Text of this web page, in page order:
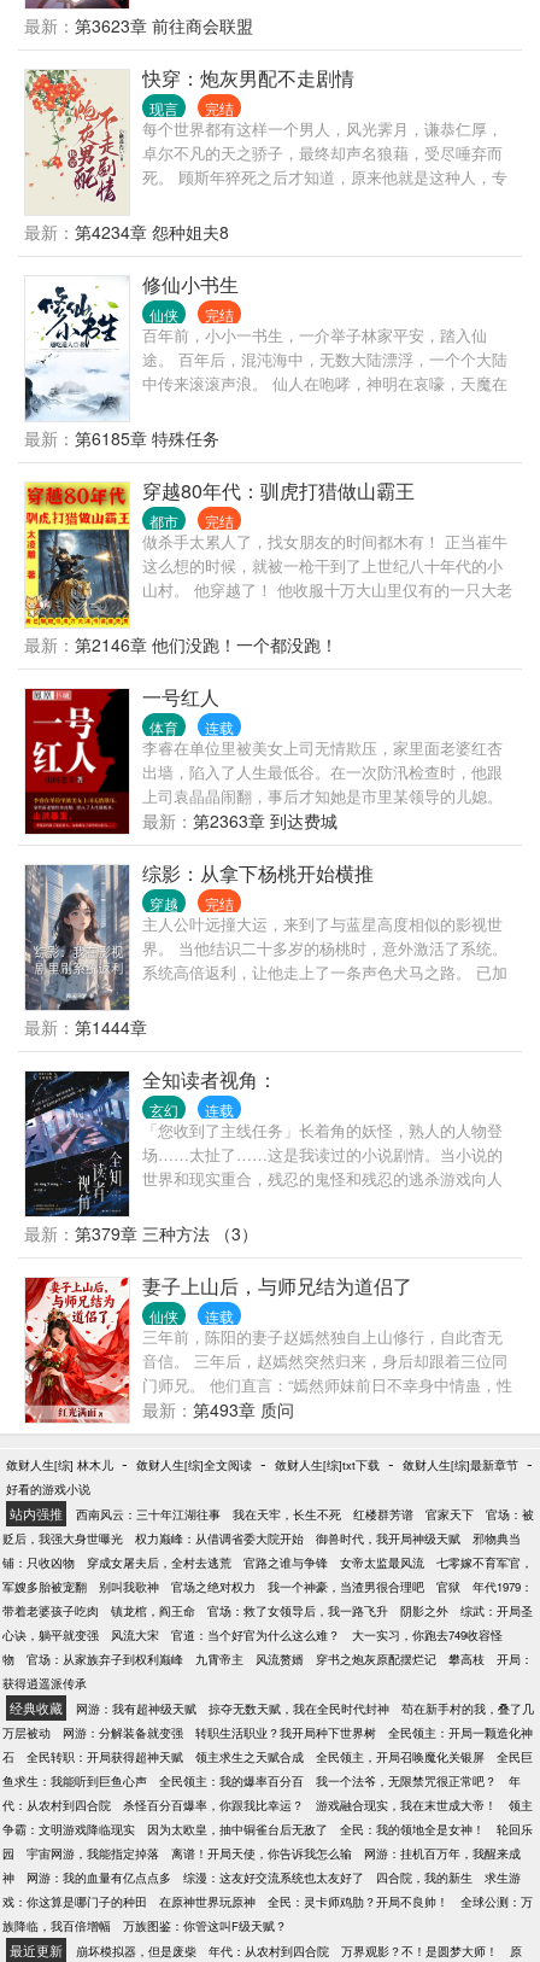
耳熟能详的强大种族。由大魔导师亲手布置的法阵抵
阴谋。 这是一个注定要凌驾于众神之上的强者，以及
与他那神秘契约兽之间的故事。
最新： 第3623章 前往商会联盟
快穿：炮灰男配不走剧情
现言 完结
每个世界都有这样一个男人，风光霁月，谦恭仁厚，
卓尔不凡的天之骄子，最终却声名狼藉，受尽唾弃而
死。 顾斯年猝死之后才知道，原来他就是这种人，专
的光鲜亮丽。 可是凭什么…… 于是顾斯年走上了反抗
之路，成为了男主的表哥，男主的师兄，男主的学
长… 炮灰走出剧本，活出自己的人生
最新： 第4234章 怨种姐夫8
修仙小书生
仙侠 完结
百年前，小小一书生，一介举子林家平安，踏入仙
途。 百年后，混沌海中，无数大陆漂浮，一个个大陆
中传来滚滚声浪。 仙人在咆哮，神明在哀嚎，天魔在
死！
最新： 第6185章 特殊任务
穿越80年代：驯虎打猎做山霸王
都市 完结
做杀手太累人了，找女朋友的时间都木有！ 正当崔牛
这么想的时候，就被一枪干到了上世纪八十年代的小
山村。 他穿越了！ 他收服十万大山里仅有的一只大老
衣做饭料理家务，让他舒舒服服。 伶俐可爱的小姨
子，为他到处跑腿刺探情报。 天不怕地不怕的小舅
子，做他的跟班上山打狼下河擒鳄！ 原身崔牛，是个
软蛋，在村里受尽欺负。 现在，只有崔牛欺负别人的
份。 老子不单单要做猎人，还要做山霸王！ 我的地盘
我做主，不是我的地盘，就把它变成我的地盘！ 十万
大山，慢慢成为崔牛的私家猎场！ 他打猎的名声，都
传海外去了。 俄：“我们这边黑熊泛滥啊，上百万只都
吃人了，求崔猎神来我国杀熊！” 澳：“野猪比我们国
猪！” 北美：“魔鬼让狼群疯狂了，到处都是凶狼，被
咬死的人来不及埋！求崔猎神来我国宰狼！” …… 若
干年后，有人统计，崔猎神猎过的兽，保守估计绕地
球三圈！！
最新： 第2146章 他们没跑！一个都没跑！
一号红人
体育 连载
李睿在单位里被美女上司无情欺压，家里面老婆红杏
出墙，陷入了人生最低谷。在一次防汛检查时，他跟
上司袁晶晶闹翻，事后才知她是市里某领导的儿媳。
山洪暴发，李睿凑巧救了某位贵人，自此成为了市里
的大红人……
最新： 第2363章 到达费城
综影：从拿下杨桃开始横推
穿越 完结
主人公叶远撞大运，来到了与蓝星高度相似的影视世
界。 当他结识二十多岁的杨桃时，意外激活了系统。
系统高倍返利，让他走上了一条声色犬马之路。 已加
最新： 第1444章
全知读者视角：
玄幻 连载
「您收到了主线任务」长着角的妖怪，熟人的人物登
场……太扯了……这是我读过的小说剧情。当小说的
世界和现实重合，残忍的鬼怪和残忍的逃杀游戏向人
是知晓新世界结局的唯一读者。如果我的人生和现在
不同 那会是什么样的呢？
最新： 第379章 三种方法 （3）
妻子上山后，与师兄结为道侣了
仙侠 连载
三年前，陈阳的妻子赵嫣然独自上山修行，自此杳无
音信。 三年后，赵嫣然突然归来，身后却跟着三位同
门师兄。 他们直言：“嫣然师妹前日不幸身中情蛊，性
命垂危，只得由我三人为其解毒。如今，她已与我们
结为道侣。” 原来赵嫣然此次回来，并非为了破镜重
圆，而是向陈阳提出和离，只给他一天时间决断。 深
然推门而入。 虽身陷情蛊、身不由己，她心中仍念着
陈阳，低声问他：“夫君可愿……随我一同上山修行？”
最新： 第493章 质问
敛财人生[综] 林木儿 - 敛财人生[综]全文阅读 - 敛财人生[综]txt下载 - 敛财人生[综]最新章节 -
好看的游戏小说
站内强推 西南风云：三十年江湖往事 我在天牢，长生不死 红楼群芳谱 官家天下
官场：被
贬后，我强大身世曝光
权力巅峰：从借调省委大院开始 御兽时代，我开局神级天赋
邪物典当
铺：只收凶物
穿成女屠夫后，全村去逃荒 官路之谁与争锋 女帝太监最风流
七零嫁不育军官，
军嫂多胎被宠翻
别叫我歌神 官场之绝对权力 我一个神豪，当渣男很合理吧 官狱
年代1979：
带着老婆孩子吃肉
镇龙棺，阎王命 官场：救了女领导后，我一路飞升 阴影之外
综武：开局圣
心诀，躺平就变强
风流大宋 官道：当个好官为什么这么难？
大一实习，你跑去749收容怪
物
官场：从家族弃子到权利巅峰 九霄帝主 风流赘婿 穿书之炮灰原配摆烂记 攀高枝
开局：
获得逍遥派传承
经典收藏 网游：我有超神级天赋 掠夺无数天赋，我在全民时代封神
苟在新手村的我，叠了几
万层被动
网游：分解装备就变强 转职生活职业？我开局种下世界树
全民领主：开局一颗造化神
石
全民转职：开局获得超神天赋 领主求生之天赋合成 全民领主，开局召唤魔化关银屏
全民巨
鱼求生：我能听到巨鱼心声
全民领主：我的爆率百分百 我一个法爷，无限禁咒很正常吧？
年
代：从农村到四合院
杀怪百分百爆率，你跟我比幸运？ 游戏融合现实，我在末世成大帝！
领主
争霸：文明游戏降临现实
因为太欧皇，抽中铜雀台后无敌了 全民：我的领地全是女神！
轮回乐
园
宇宙网游，我能指定掉落 离谱！开局天使，你告诉我怎么输
网游：挂机百万年，我醒来成
神
网游：我的血量有亿点点多 综漫：这友好交流系统也太友好了 四合院，我的新生
求生游
戏：你这算是哪门子的种田
在原神世界玩原神 全民：灵卡师鸡肋？开局不良帅！
全球公测：万
族降临，我百倍增幅
万族图鉴：你管这叫F级天赋？
最近更新 崩坏模拟器，但是废柴 年代：从农村到四合院 万界观影？不！是圆梦大师！ 原